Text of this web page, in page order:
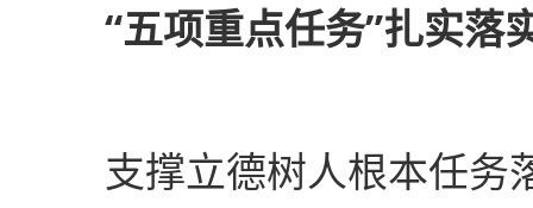
“五项重点任务”扎实落
支撑立德树人根本任务